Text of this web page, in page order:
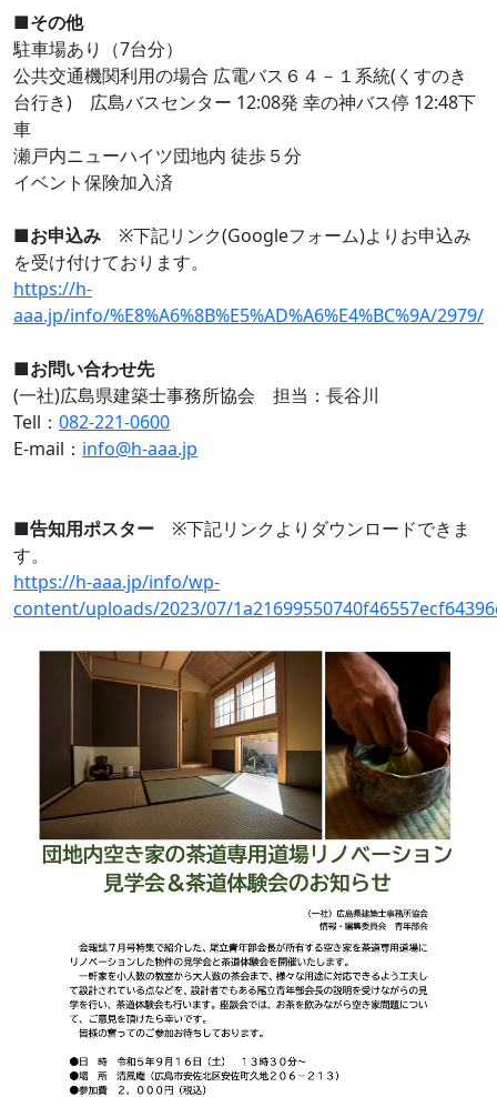
■その他
駐車場あり（7台分）
公共交通機関利用の場合 広電バス６４－１系統(くすのき
台行き) 広島バスセンター 12:08発 幸の神バス停 12:48下
車
瀬戸内ニューハイツ団地内 徒歩５分
イベント保険加入済
■お申込み ※下記リンク(Googleフォーム)よりお申込み
を受け付けております。
https://h-
aaa.jp/info/%E8%A6%8B%E5%AD%A6%E4%BC%9A/2979/
■お問い合わせ先
(一社)広島県建築士事務所協会 担当：長谷川
Tell： 082-221-0600
E-mail： info@h-aaa.jp
■告知用ポスター ※下記リンクよりダウンロードできま
す。
https://h-aaa.jp/info/wp-
content/uploads/2023/07/